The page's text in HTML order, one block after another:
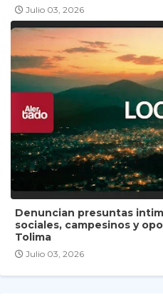
Julio 03, 2026
Denuncian presuntas
sociales, campesinos y
Tolima
Julio 03, 2026